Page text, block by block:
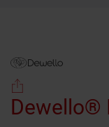
Dewello®